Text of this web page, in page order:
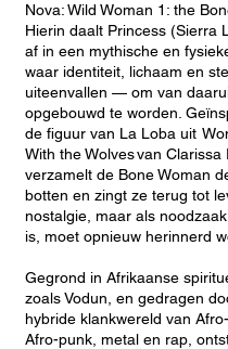
Nova: Wild Woman 1: the
Hierin daalt Princess (Sierra
af in een mythische en
waar identiteit, lichaam en
uiteenvallen — om van
opgebouwd te worden.
de figuur van La Loba uit
With the Wolves van Clarissa
verzamelt de Bone Woman
botten en zingt ze terug tot
nostalgie, maar als
is, moet opnieuw herinnerd
Gegrond in Afrikaanse
zoals Vodun, en gedragen
hybride klankwereld van
Afro-punk, metal en rap,